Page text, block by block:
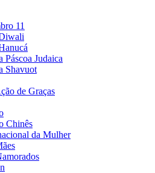
11
Páscoa Judaica
Shavuot
de Graças
Chinês
da Mulher